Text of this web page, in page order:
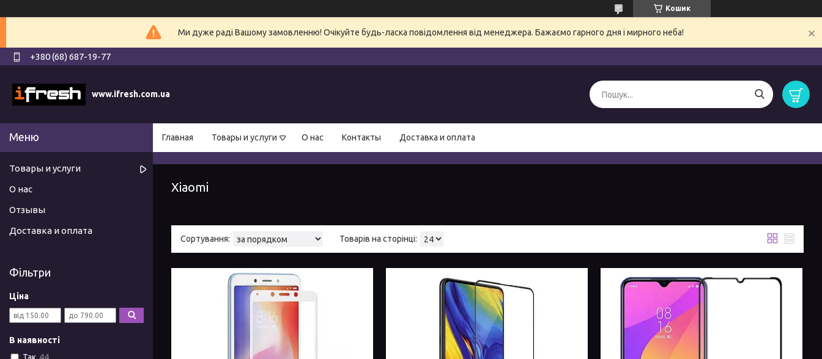
Кошик
Ми дуже раді Вашому замовленню! Очікуйте будь-ласка повідомлення від менеджера. Бажаємо гарного дня і мирного неба!
+380 (68) 687-19-77
www.ifresh.com.ua
Главная Товары и услуги О нас Контакты Доставка и оплата
Xiaomi
Товары и услуги
О нас
Отзывы
Доставка и оплата
Фільтри
Ціна
В наявності